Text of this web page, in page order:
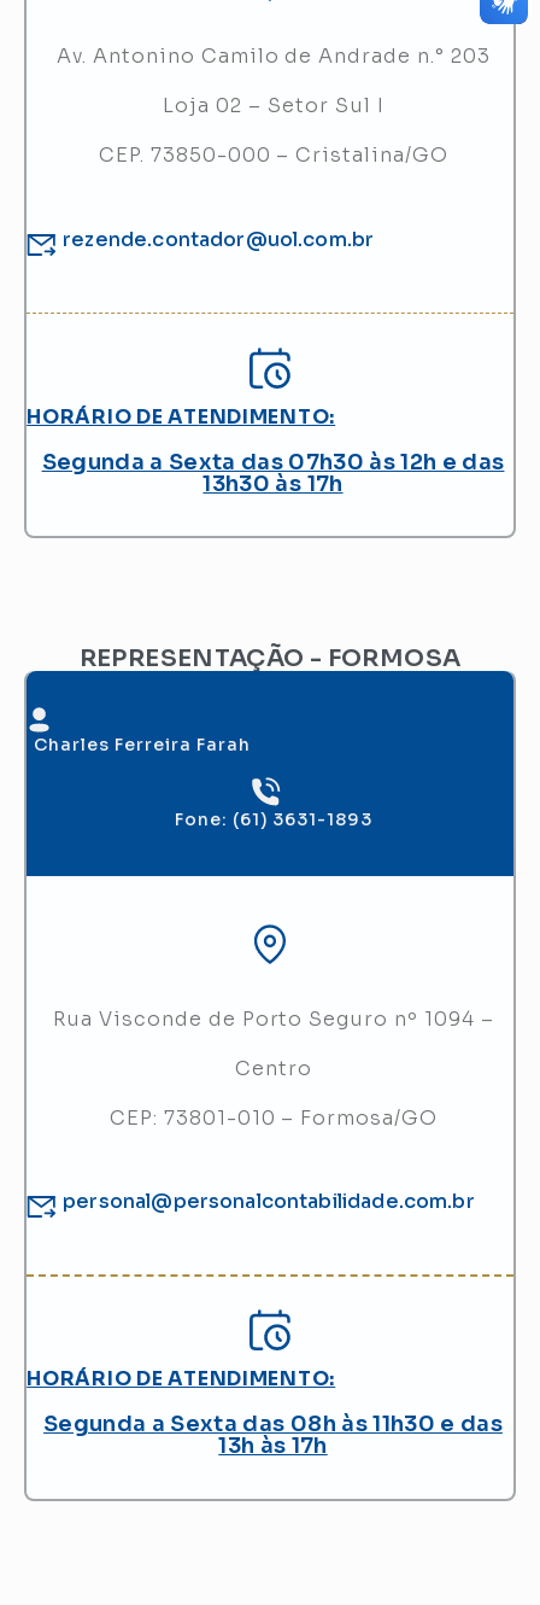
Av. Antonino Camilo de Andrade n.° 203
Loja 02 – Setor Sul I
CEP. 73850-000 – Cristalina/GO
rezende.contador@uol.com.br
HORÁRIO DE ATENDIMENTO:
Segunda a Sexta das 07h30 às 12h e das
13h30 às 17h
REPRESENTAÇÃO - FORMOSA
Charles Ferreira Farah
Fone: (61) 3631-1893
Rua Visconde de Porto Seguro nº 1094 –
Centro
CEP: 73801-010 – Formosa/GO
personal@personalcontabilidade.com.br
HORÁRIO DE ATENDIMENTO:
Segunda a Sexta das 08h às 11h30 e das
13h às 17h